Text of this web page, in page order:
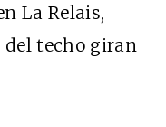
La Relais,
techo giran